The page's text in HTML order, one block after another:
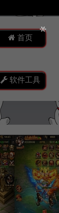
首页
软件工具